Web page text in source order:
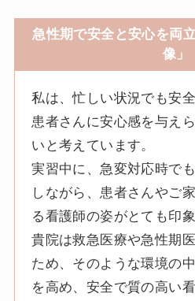
急性期で安全と安心を両
像」
私は、忙しい状況でも安
患者さんに安心感を与え
いと考えています。
実習中に、急変対応時で
しながら、患者さんやご
る看護師の姿がとても印
貴院は救急医療や急性期
ため、そのような環境の
を高め、安全で質の高い